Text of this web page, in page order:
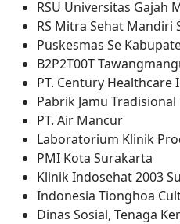
RSU Universitas Gajah
RS Mitra Sehat Mandiri
Puskesmas Se
B2P2T00T
PT. Century Healthcare
Pabrik Jamu
PT. Air Mancur
Laboratorium Klinik
PMI Kota Surakarta
Klinik Indosehat 2003
Indonesia Tionghoa
Dinas Sosial, Tenaga